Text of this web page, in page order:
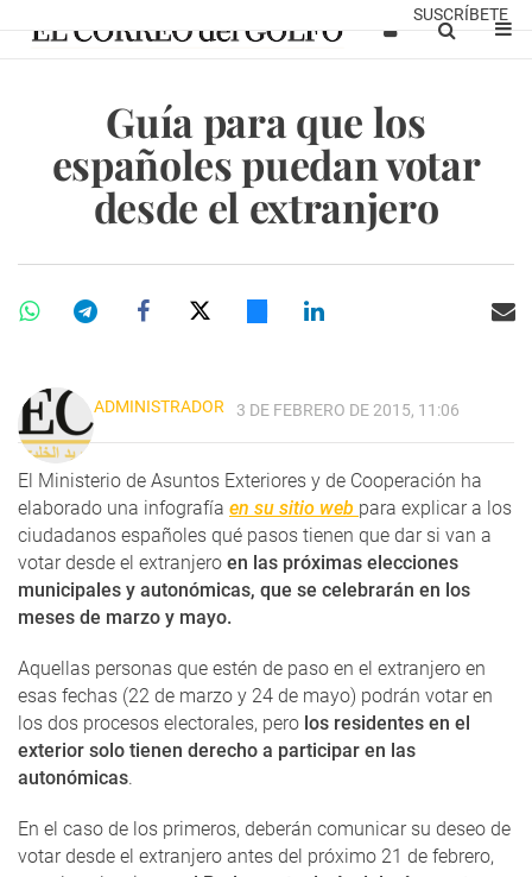
SUSCRÍBETE
Guía para que los
españoles puedan votar
desde el extranjero
ADMINISTRADOR 3 DE FEBRERO DE 2015, 11:06
El Ministerio de Asuntos Exteriores y de Cooperación ha
elaborado una infografía en su sitio web para explicar a los
ciudadanos españoles qué pasos tienen que dar si van a
votar desde el extranjero en las próximas elecciones
municipales y autonómicas, que se celebrarán en los
meses de marzo y mayo.
Aquellas personas que estén de paso en el extranjero en
esas fechas (22 de marzo y 24 de mayo) podrán votar en
los dos procesos electorales, pero los residentes en el
exterior solo tienen derecho a participar en las
autonómicas.
En el caso de los primeros, deberán comunicar su deseo de
votar desde el extranjero antes del próximo 21 de febrero,